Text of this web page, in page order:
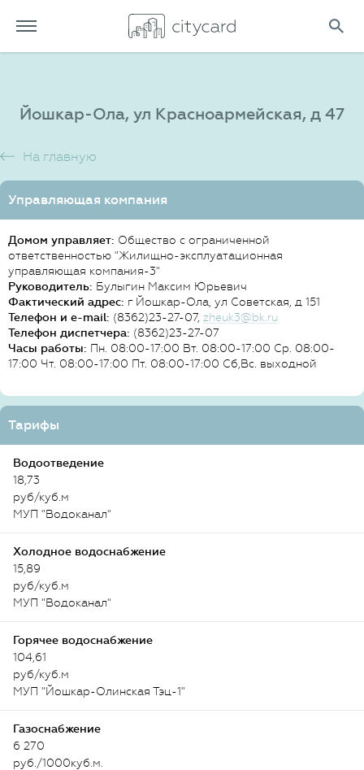
Йошкар-Ола, ул Красноармейская, д 47
На главную
Управляющая компания
Домом управляет: Общество с ограниченной
ответственностью "Жилищно-эксплуатационная
управляющая компания-3"
Руководитель: Булыгин Максим Юрьевич
Фактический адрес: г Йошкар-Ола, ул Советская, д 151
Телефон и e-mail: (8362)23-27-07, zheuk3@bk.ru
Телефон диспетчера: (8362)23-27-07
Часы работы: Пн. 08:00-17:00 Вт. 08:00-17:00 Ср. 08:00-
17:00 Чт. 08:00-17:00 Пт. 08:00-17:00 Сб,Вс. выходной
Тарифы
Водоотведение
18,73
руб/куб.м
МУП "Водоканал"
Холодное водоснабжение
15,89
руб/куб.м
МУП "Водоканал"
Горячее водоснабжение
104,61
руб/куб.м
МУП "Йошкар-Олинская Тэц-1"
Газоснабжение
6 270
руб./1000куб.м.